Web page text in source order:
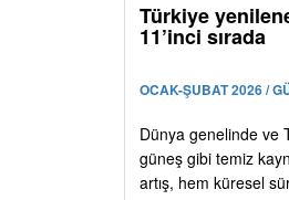
Türkiye
11’inci sırada
OCAK-ŞUBAT 2026 /
Dünya genelinde ve
güneş gibi temiz
artış, hem küresel